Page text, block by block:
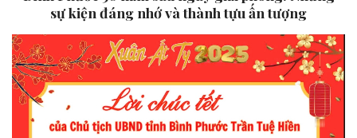
sự kiện đáng nhớ và thành tựu ấn tượng